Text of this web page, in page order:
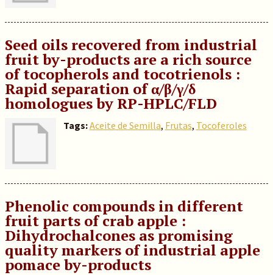
Seed oils recovered from industrial
fruit by-products are a rich source
of tocopherols and tocotrienols :
Rapid separation of α/β/γ/δ
homologues by RP-HPLC/FLD
Tags:Aceite de Semilla, Frutas, Tocoferoles
Phenolic compounds in different
fruit parts of crab apple :
Dihydrochalcones as promising
quality markers of industrial apple
pomace by-products